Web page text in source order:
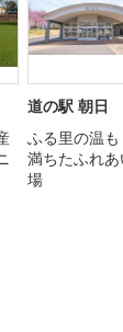
道の駅 朝日
ふる里の温も
満ちたふれ
場